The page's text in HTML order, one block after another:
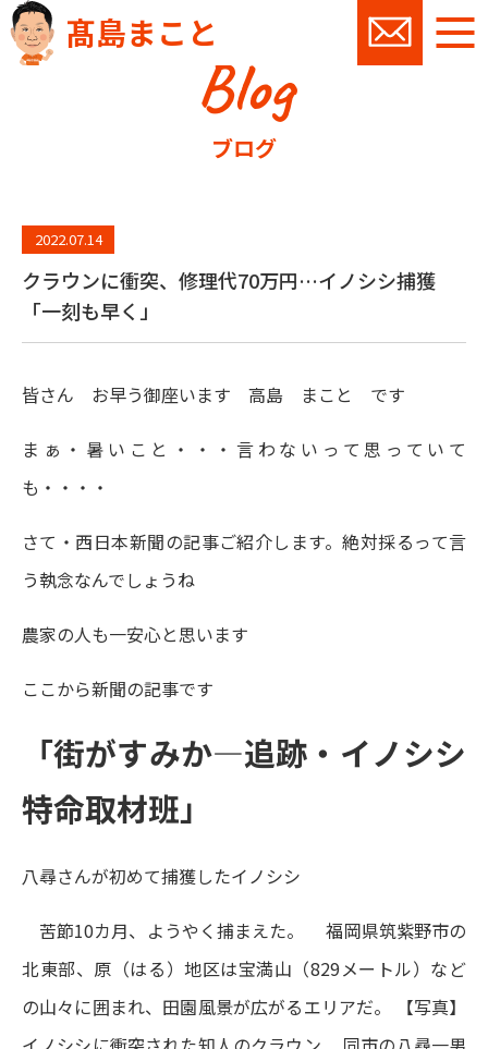
髙島まこと
Blog
ブログ
2022.07.14
クラウンに衝突、修理代70万円…イノシシ捕獲
「一刻も早く」
皆さん お早う御座います 高島 まこと です
まぁ・暑いこと・・・言わないって思っていて
も・・・・
さて・西日本新聞の記事ご紹介します。絶対採るって言
う執念なんでしょうね
農家の人も一安心と思います
ここから新聞の記事です
「街がすみか―追跡・イノシシ
特命取材班」
八尋さんが初めて捕獲したイノシシ
苦節10カ月、ようやく捕まえた。 福岡県筑紫野市の
北東部、原（はる）地区は宝満山（829メートル）など
の山々に囲まれ、田園風景が広がるエリアだ。
【写真】